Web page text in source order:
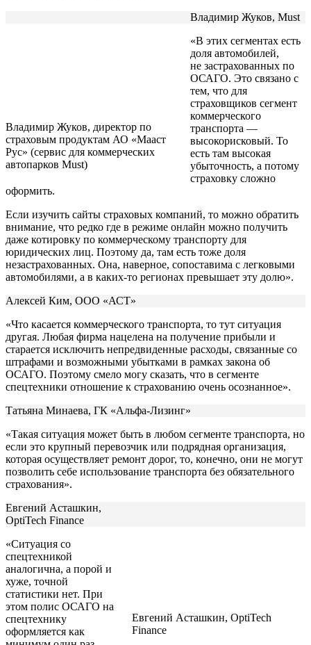
Владимир Жуков, директор по
страховым продуктам АО «Мааст
Рус» (сервис для коммерческих
автопарков Must)
Владимир Жуков, Must
«В этих сегментах есть
доля автомобилей,
не застрахованных по
ОСАГО. Это связано с
тем, что для
страховщиков сегмент
коммерческого
транспорта —
высокорисковый. То
есть там высокая
убыточность, а потому
страховку сложно
оформить.
Если изучить сайты страховых компаний, то можно обратить
внимание, что редко где в режиме онлайн можно получить
даже котировку по коммерческому транспорту для
юридических лиц. Поэтому да, там есть тоже доля
незастрахованных. Она, наверное, сопоставима с легковыми
автомобилями, а в каких-то регионах превышает эту долю».
Алексей Ким, ООО «АСТ»
«Что касается коммерческого транспорта, то тут ситуация
другая. Любая фирма нацелена на получение прибыли и
старается исключить непредвиденные расходы, связанные со
штрафами и возможными убытками в рамках закона об
ОСАГО. Поэтому смело могу сказать, что в сегменте
спецтехники отношение к страхованию очень осознанное».
Татьяна Минаева, ГК «Альфа-Лизинг»
«Такая ситуация может быть в любом сегменте транспорта, но
если это крупный перевозчик или подрядная организация,
которая осуществляет ремонт дорог, то, конечно, они не могут
позволить себе использование транспорта без обязательного
страхования».
Евгений Асташкин, OptiTech
Finance
Евгений Асташкин,
OptiTech Finance
«Ситуация со
спецтехникой
аналогична, а порой и
хуже, точной
статистики нет. При
этом полис ОСАГО на
спецтехнику
оформляется как